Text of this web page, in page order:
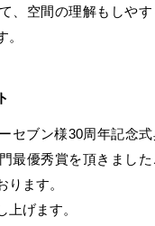
、空間の理解もしや
。
セブン様30周年記念
最優秀賞を頂きまし
ります。
上げます。